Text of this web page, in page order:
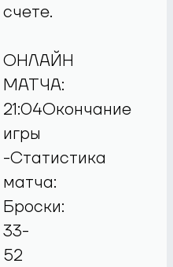
счете.
ОНЛАЙН
МАТЧА:
21:04Окончание
игры
-Статистика
матча:
Броски:
33-
52